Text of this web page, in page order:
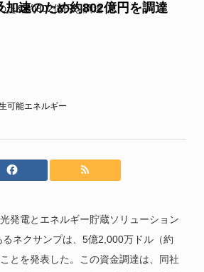
加速のため約802億円を調達
可能エネルギー
発電とエネルギー貯蔵ソリューション
ネクサンプは、5億2,000万ドル（約
とを発表した。この資金調達は、同社